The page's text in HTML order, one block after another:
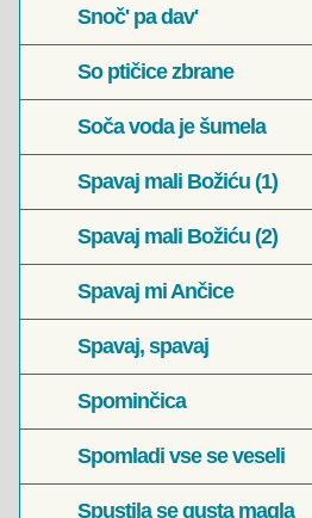
Snoč' pa dav'
So ptičice zbrane
Soča voda je šumela
Spavaj mali Božiću (1)
Spavaj mali Božiću (2)
Spavaj mi Ančice
Spavaj, spavaj
Spominčica
Spomladi vse se veseli
Spustila se gusta magla